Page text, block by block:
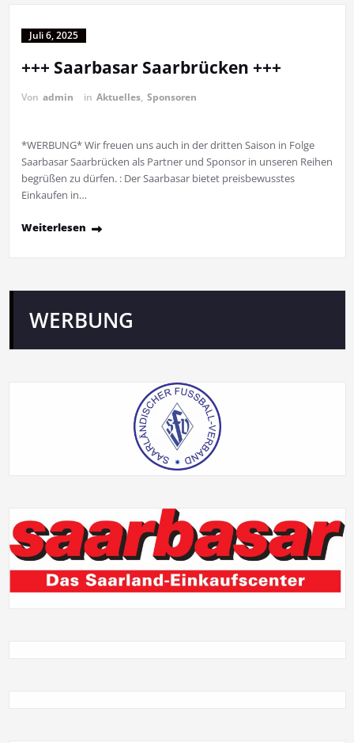
Juli 6, 2025
+++ Saarbasar Saarbrücken +++
Von admin in Aktuelles, Sponsoren
*WERBUNG* Wir freuen uns auch in der dritten Saison in Folge
Saarbasar Saarbrücken als Partner und Sponsor in unseren Reihen
begrüßen zu dürfen. : Der Saarbasar bietet preisbewusstes
Einkaufen in…
Weiterlesen
WERBUNG